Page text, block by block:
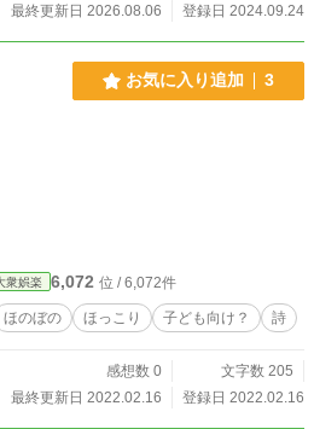
最終更新日 2026.08.06
登録日 2024.09.24
お気に入り追加 3
衆娯楽 6,072 位 / 6,072件
ほのぼの ほっこり 子ども向け？ 詩
感想数 0
文字数 205
最終更新日 2022.02.16
登録日 2022.02.16